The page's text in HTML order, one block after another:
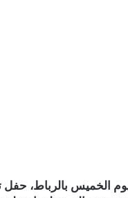
الخميس بالرباط، حفل